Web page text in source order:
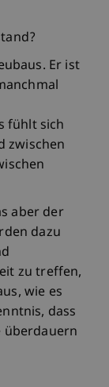
Er ist
fühlt sich
zwischen
aber der
dazu
zu treffen,
wie es
dass
überdauern